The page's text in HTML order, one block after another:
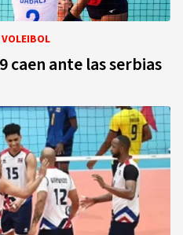
caen ante las serbias